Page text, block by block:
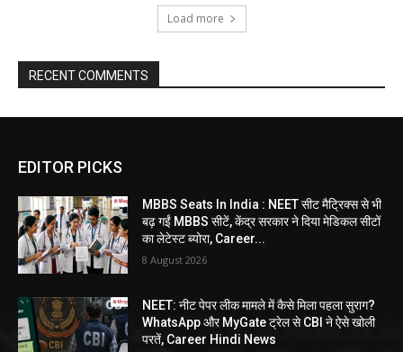
Load more
RECENT COMMENTS
EDITOR PICKS
MBBS Seats In India : NEET सीट मैट्रिक्स से भी
बढ़ गईं MBBS सीटें, केंद्र सरकार ने दिया मेडिकल सीटों
का लेटेस्ट ब्योरा, Career...
8 August 2026
NEET: नीट पेपर लीक मामले में कैसे मिला पहला सुराग?
WhatsApp और MyGate ट्रेल से CBI ने ऐसे खोली
परतें, Career Hindi News